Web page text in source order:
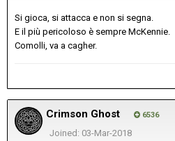
Si gioca, si attacca e non si segna.
E il più pericoloso è sempre McKennie.
Comolli, va a cagher.
Crimson Ghost 6536
Joined: 03-Mar-2018